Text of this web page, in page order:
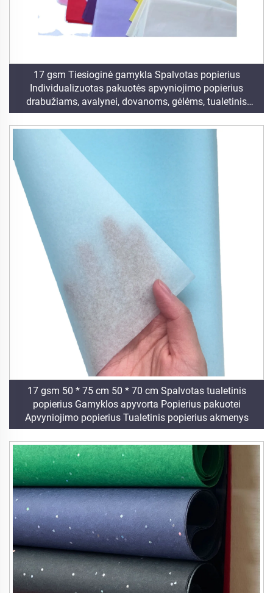
17 gsm Tiesioginė gamykla Spalvotas popierius
Individualizuotas pakuotės apvyniojimo popierius
drabužiams, avalynei, dovanoms, gėlėms, tualetinis
popierius
17 gsm 50 * 75 cm 50 * 70 cm Spalvotas tualetinis
popierius Gamyklos apyvorta Popierius pakuotei
Apvyniojimo popierius Tualetinis popierius akmenys